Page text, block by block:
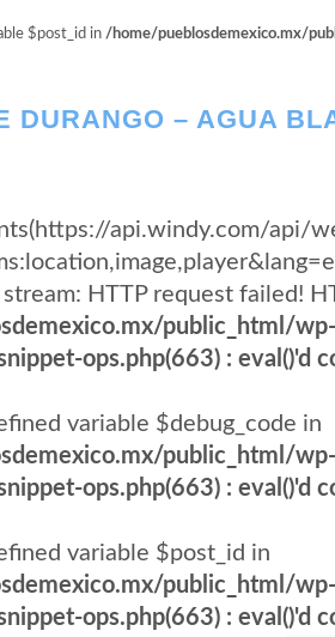
$post_id in /home/pueblosdemexico.mx/
DURANGO – AGUA
api.windy.com/
stream: HTTP request failed!
public_html/
ops.php(663) : eval()'d
variable $debug_code in
public_html/
ops.php(663) : eval()'d
variable $post_id in
public_html/
ops.php(663) : eval()'d